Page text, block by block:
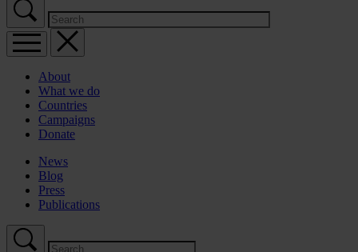
About
What we do
Countries
Campaigns
Donate
News
Blog
Press
Publications